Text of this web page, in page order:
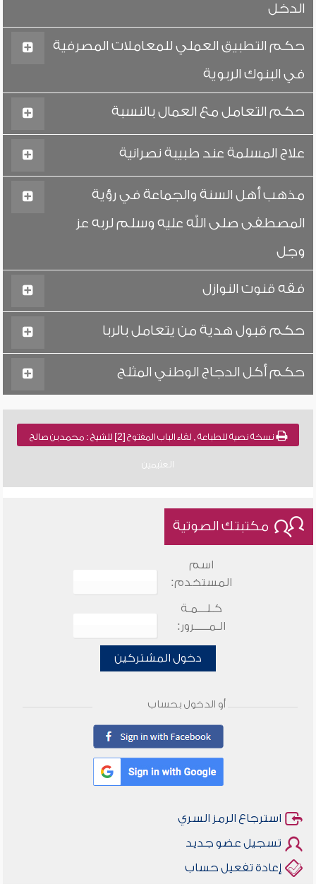
الدخل
حكم التطبيق العملي للمعاملات المصرفية
في البنوك الربوية
حكم التعامل مع العمال بالنسبة
علاج المسلمة عند طبيبة نصرانية
مذهب أهل السنة والجماعة في رؤية
المصطفى صلى الله عليه وسلم لربه عز
وجل
فقه قنوت النوازل
حكم قبول هدية من يتعامل بالربا
حكم أكل الدجاج الوطني المثلج
نسخة نصية للطباعة , لقاء الباب المفتوح [2] للشيخ : محمد بن صالح
العثيمين
مكتبتك الصوتية
اسم
المستخدم:
كـلـــمـة
الـمـــــرور:
دخول المشتركين
أو الدخول بحساب
استرجاع الرمز السري
تسجيل عضو جديد
إعادة تفعيل حساب